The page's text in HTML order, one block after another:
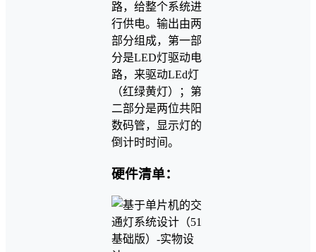
路，给整个系统进
行供电。输出由两
部分组成，第一部
分是LED灯驱动电
路，来驱动LEd灯
（红绿黄灯）；第
二部分是两位共阳
数码管，显示灯的
倒计时时间。
硬件清单：